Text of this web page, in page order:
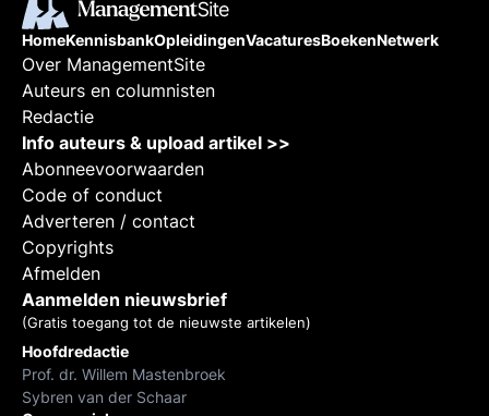
HomeKennisbankOpleidingenVacaturesBoekenNetwerk
Over ManagementSite
Auteurs en columnisten
Redactie
Info auteurs & upload artikel >>
Abonneevoorwaarden
Code of conduct
Adverteren / contact
Copyrights
Afmelden
Aanmelden nieuwsbrief
(Gratis toegang tot de nieuwste artikelen)
Hoofdredactie
Prof. dr. Willem Mastenbroek
Sybren van der Schaar